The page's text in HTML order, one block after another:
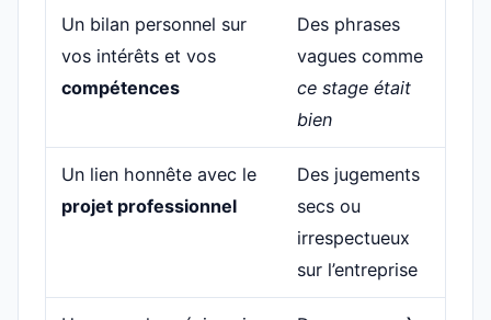
Un bilan personnel sur
vos intérêts et vos
compétences
Des phrases
vagues comme
ce stage était
bien
Un lien honnête avec le
projet professionnel
Des jugements
secs ou
irrespectueux
sur l’entreprise